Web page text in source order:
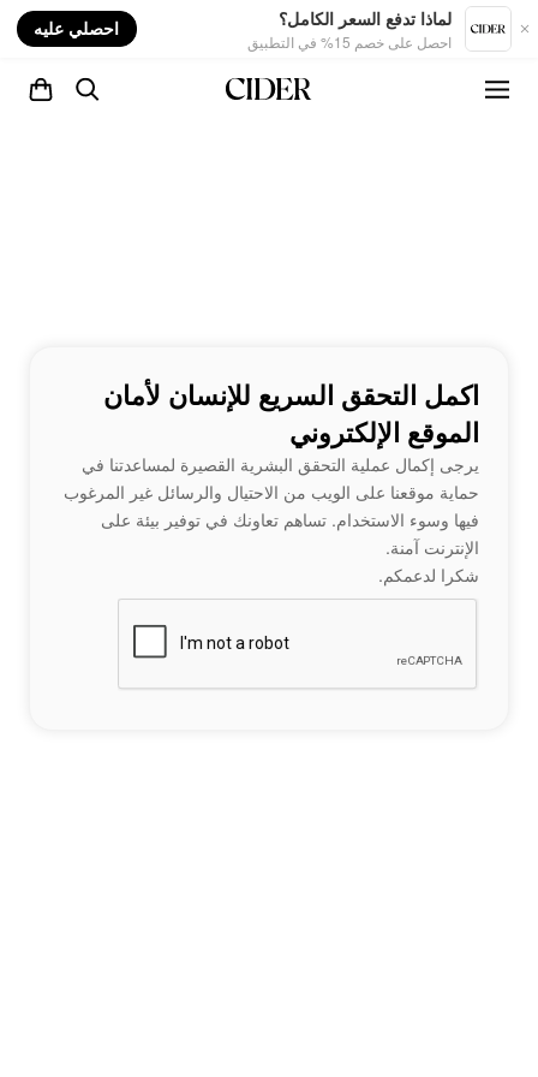
لماذا تدفع السعر الكامل؟
احصل على خصم 15% في التطبيق
احصلي عليه
اكمل التحقق السريع للإنسان لأمان
الموقع الإلكتروني
يرجى إكمال عملية التحقق البشرية القصيرة لمساعدتنا في
حماية موقعنا على الويب من الاحتيال والرسائل غير المرغوب
فيها وسوء الاستخدام. تساهم تعاونك في توفير بيئة على
الإنترنت آمنة.
شكرا لدعمكم.